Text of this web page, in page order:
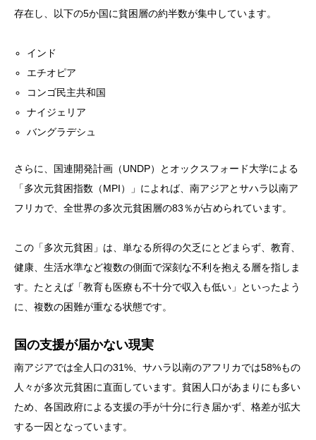
存在し、以下の5か国に貧困層の約半数が集中しています。
インド
エチオピア
コンゴ民主共和国
ナイジェリア
バングラデシュ
さらに、国連開発計画（UNDP）とオックスフォード大学による
「多次元貧困指数（MPI）」によれば、南アジアとサハラ以南ア
フリカで、全世界の多次元貧困層の83％が占められています。
この「多次元貧困」は、単なる所得の欠乏にとどまらず、教育、
健康、生活水準など複数の側面で深刻な不利を抱える層を指しま
す。たとえば「教育も医療も不十分で収入も低い」といったよう
に、複数の困難が重なる状態です。
国の支援が届かない現実
南アジアでは全人口の31%、サハラ以南のアフリカでは58%もの
人々が多次元貧困に直面しています。貧困人口があまりにも多い
ため、各国政府による支援の手が十分に行き届かず、格差が拡大
する一因となっています。